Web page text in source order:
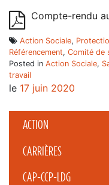
ACTION
CARRIÈRES
CAP-CCP-LDG
Compte-rendu
Action Sociale,
Référencement, Comité de
Posted in Action Sociale,
travail
le 17 juin 2020